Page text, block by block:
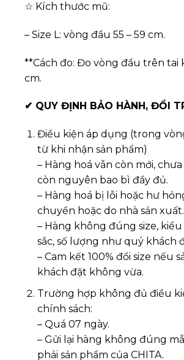
☆ Kích thước mũ:
– Size L: vòng đầu 55 – 59 cm.
**Cách đo: Đo vòng đầu trên tai
cm.
✔ QUY ĐỊNH BẢO HÀNH, ĐỔI
Điều kiện áp dụng (trong
từ khi nhận sản phẩm)
– Hàng hoá vẫn còn mới,
còn nguyên bao bì đầy đủ.
– Hàng hoá bị lỗi hoặc hư
chuyển hoặc do nhà sản xuất.
– Hàng không đúng size,
sắc, số lượng như quý khách
– Cam kết 100% đổi size nếu
khách đặt không vừa.
Trường hợp không đủ điều
chính sách:
– Quá 07 ngày.
– Gửi lại hàng không đúng
phải sản phẩm của CHITA.